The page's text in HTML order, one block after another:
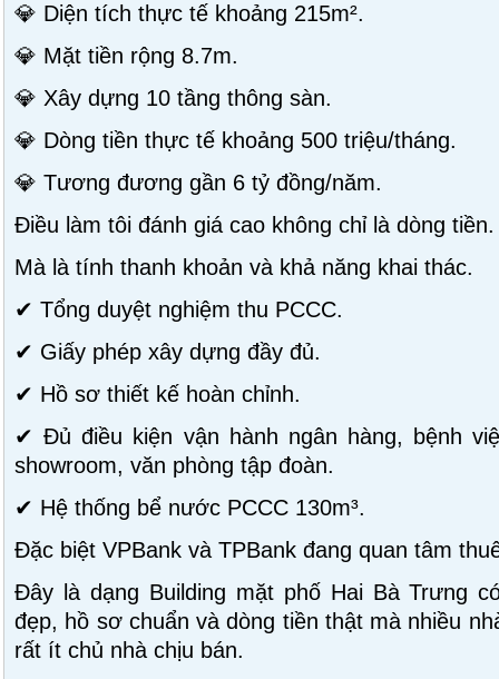
💎 Diện tích thực tế khoảng 215m².
💎 Mặt tiền rộng 8.7m.
💎 Xây dựng 10 tầng thông sàn.
💎 Dòng tiền thực tế khoảng 500 triệu/tháng.
💎 Tương đương gần 6 tỷ đồng/năm.
Điều làm tôi đánh giá cao không chỉ là dòng tiền.
Mà là tính thanh khoản và khả năng khai thác.
✔ Tổng duyệt nghiệm thu PCCC.
✔ Giấy phép xây dựng đầy đủ.
✔ Hồ sơ thiết kế hoàn chỉnh.
✔ Đủ điều kiện vận hành ngân hàng, bệnh
showroom, văn phòng tập đoàn.
✔ Hệ thống bể nước PCCC 130m³.
Đặc biệt VPBank và TPBank đang quan tâm
Đây là dạng Building mặt phố Hai Bà Trưng
đẹp, hồ sơ chuẩn và dòng tiền thật mà nhiều
rất ít chủ nhà chịu bán.